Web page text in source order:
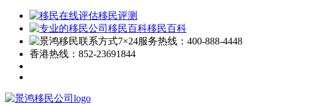
移民评测
移民百科
7×24服务热线： 400-888-4448
香港热线： 852-23691844